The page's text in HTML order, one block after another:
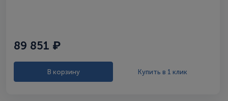
89 851 ₽
В корзину Купить в 1 клик